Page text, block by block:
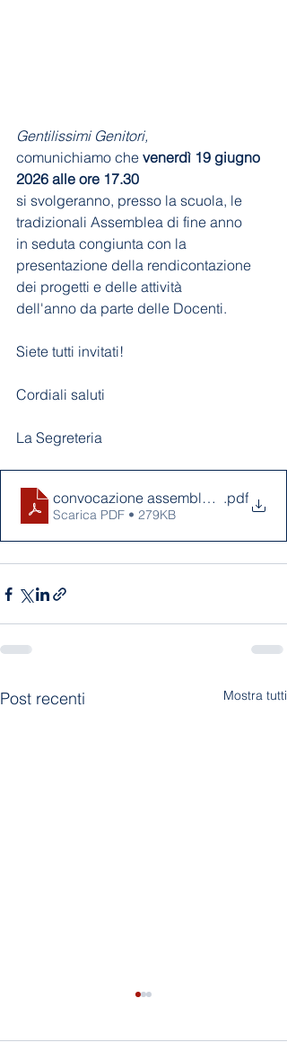
Gentilissimi Genitori,
comunichiamo che venerdì 19 giugno
2026 alle ore 17.30
si svolgeranno, presso la scuola, le
tradizionali Assemblea di fine anno
in seduta congiunta con la
presentazione della rendicontazione
dei progetti e delle attività
dell'anno da parte delle Docenti.
Siete tutti invitati!
Cordiali saluti
La Segreteria
convocazione assemblea genitori
.pdf
Scarica PDF • 279KB
Post recenti Mostra tutti